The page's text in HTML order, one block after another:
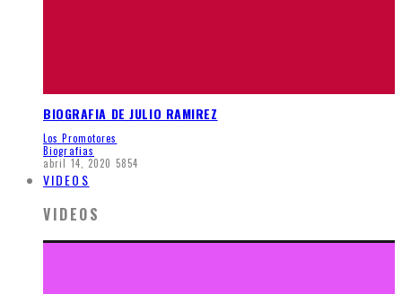
BIOGRAFIA DE JULIO RAMIREZ
Los Promotores
Biografias
abril 14, 2020 5854
VIDEOS
VIDEOS